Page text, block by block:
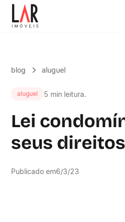
blog aluguel
aluguel 5 min leitura.
Lei
seus direitos
Publicado em6/3/23